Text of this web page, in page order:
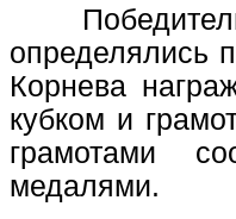
Победители
определялись
Корнева
кубком и
грамотами
медалями.